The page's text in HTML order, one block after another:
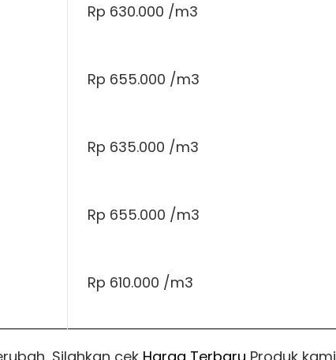
Rp 630.000 /m3
Rp 655.000 /m3
Rp 635.000 /m3
Rp 655.000 /m3
Rp 610.000 /m3